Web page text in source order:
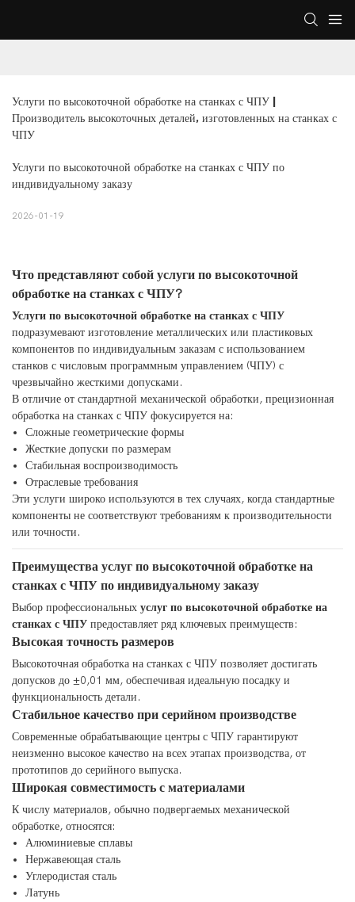
Услуги по высокоточной обработке на станках с ЧПУ |
Производитель высокоточных деталей, изготовленных на станках с
ЧПУ
Услуги по высокоточной обработке на станках с ЧПУ по
индивидуальному заказу
2026-01-19
Что представляют собой услуги по высокоточной
обработке на станках с ЧПУ?
Услуги по высокоточной обработке на станках с ЧПУ
подразумевают изготовление металлических или пластиковых
компонентов по индивидуальным заказам с использованием
станков с числовым программным управлением (ЧПУ) с
чрезвычайно жесткими допусками.
В отличие от стандартной механической обработки, прецизионная
обработка на станках с ЧПУ фокусируется на:
Сложные геометрические формы
Жесткие допуски по размерам
Стабильная воспроизводимость
Отраслевые требования
Эти услуги широко используются в тех случаях, когда стандартные
компоненты не соответствуют требованиям к производительности
или точности.
Преимущества услуг по высокоточной обработке на
станках с ЧПУ по индивидуальному заказу
Выбор профессиональных услуг по высокоточной обработке на
станках с ЧПУ предоставляет ряд ключевых преимуществ:
Высокая точность размеров
Высокоточная обработка на станках с ЧПУ позволяет достигать
допусков до ±0,01 мм, обеспечивая идеальную посадку и
функциональность детали.
Стабильное качество при серийном производстве
Современные обрабатывающие центры с ЧПУ гарантируют
неизменно высокое качество на всех этапах производства, от
прототипов до серийного выпуска.
Широкая совместимость с материалами
К числу материалов, обычно подвергаемых механической
обработке, относятся:
Алюминиевые сплавы
Нержавеющая сталь
Углеродистая сталь
Латунь